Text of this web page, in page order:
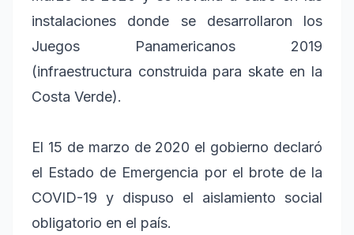
instalaciones donde se desarrollaron los
Juegos Panamericanos 2019
(infraestructura construida para skate en la
Costa Verde).
El 15 de marzo de 2020 el gobierno declaró
el Estado de Emergencia por el brote de la
COVID-19 y dispuso el aislamiento social
obligatorio en el país.